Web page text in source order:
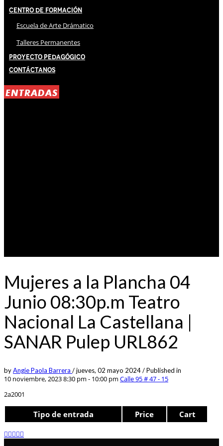
Centro de Formación
Escuela de Arte Drámatico
Talleres Permanentes
Proyecto Pedagógico
Contáctanos
ENTRADAS
Mujeres a la Plancha 04
Junio 08:30p.m Teatro
Nacional La Castellana |
SANAR Pulep URL862
byAngie Paola Barrera /jueves, 02 mayo 2024/Published in
10 noviembre, 2023 8:30 pm - 10:00 pm Calle 95 # 47 - 15
2a2001
Tipo de entrada Price Cart